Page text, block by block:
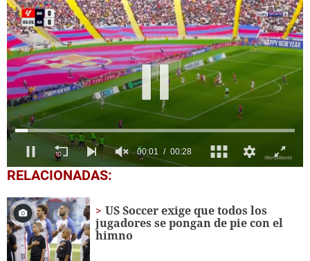
0
seconds
28
seconds
RELACIONADAS:
US Soccer exige que todos los
jugadores se pongan de pie con el
himno